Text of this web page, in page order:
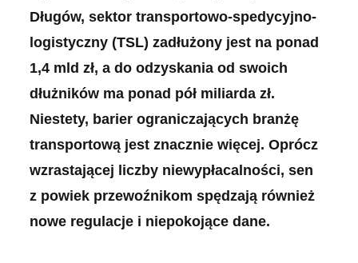
Długów, sektor transportowo-spedycyjno-
logistyczny (TSL) zadłużony jest na ponad
1,4 mld zł, a do odzyskania od swoich
dłużników ma ponad pół miliarda zł.
Niestety, barier ograniczających branżę
transportową jest znacznie więcej. Oprócz
wzrastającej liczby niewypłacalności, sen
z powiek przewoźnikom spędzają również
nowe regulacje i niepokojące dane.